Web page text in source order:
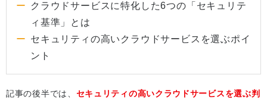
クラウドサービスに特化した6つの「セキュリテ
ィ基準」とは
セキュリティの高いクラウドサービスを選ぶポイ
ント
記事の後半では、 セキュリティの高いクラウドサービスを選ぶ判